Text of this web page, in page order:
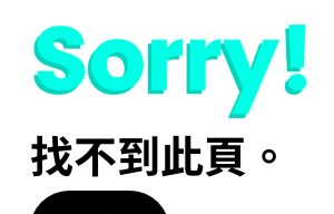
找不到此頁。